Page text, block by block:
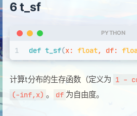
6 t_sf
PYTHON
1 def t_sf(x: float, df:
计算t分布的生存函数（定义为 1 -
(-inf,x) 。 df 为自由度。